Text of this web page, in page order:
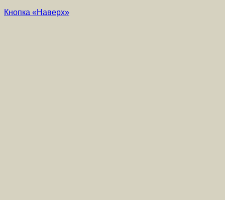
Кнопка «Наверх»